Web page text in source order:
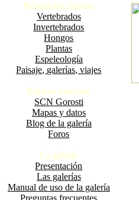
Búsquedas rápidas
Vertebrados
Invertebrados
Hongos
Plantas
Espeleología
Paisaje, galerías, viajes
Enlaces externos
SCN Gorosti
Mapas y datos
Blog de la galería
Foros
La galería
Presentación
Las galerías
Manual de uso de la galería
Preguntas frecuentes